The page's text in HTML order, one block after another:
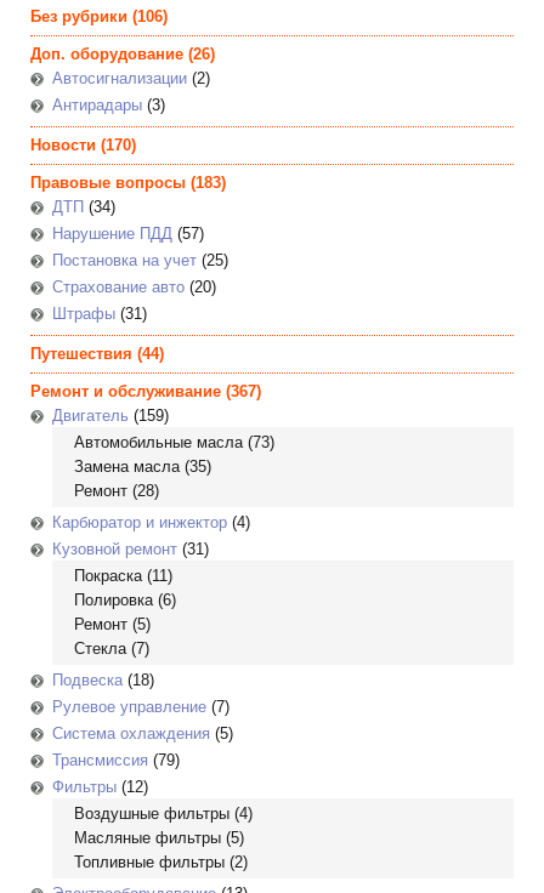
Без рубрики (106)
Доп. оборудование (26)
Автосигнализации (2)
Антирадары (3)
Новости (170)
Правовые вопросы (183)
ДТП (34)
Нарушение ПДД (57)
Постановка на учет (25)
Страхование авто (20)
Штрафы (31)
Путешествия (44)
Ремонт и обслуживание (367)
Двигатель (159)
Автомобильные масла(73)
Замена масла(35)
Ремонт (28)
Карбюратор и инжектор (4)
Кузовной ремонт (31)
Покраска(11)
Полировка(6)
Ремонт (5)
Стекла(7)
Подвеска(18)
Рулевое управление (7)
Система охлаждения (5)
Трансмиссия (79)
Фильтры (12)
Воздушные фильтры (4)
Масляные фильтры (5)
Топливные фильтры (2)